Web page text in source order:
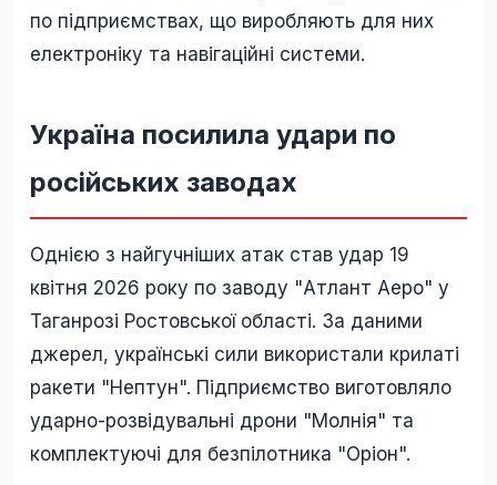
по підприємствах, що виробляють для них
електроніку та навігаційні системи.
Україна посилила удари по
російських заводах
Однією з найгучніших атак став удар 19
квітня 2026 року по заводу "Атлант Аеро" у
Таганрозі Ростовської області. За даними
джерел, українські сили використали крилаті
ракети "Нептун". Підприємство виготовляло
ударно-розвідувальні дрони "Молнія" та
комплектуючі для безпілотника "Оріон".